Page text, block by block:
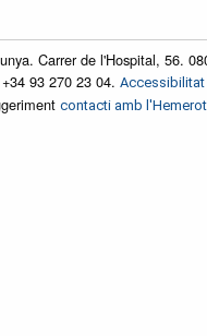
Carrer de l'Hospital, 56.
93 270 23 04. Accessibilitat
contacti amb